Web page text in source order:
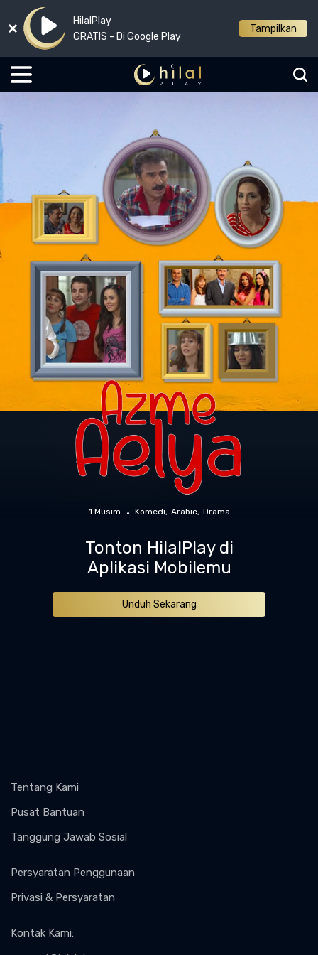
HilalPlay
GRATIS - Di Google Play
Tampilkan
1 Musim Komedi Arabic Drama
Tonton HilalPlay di
Aplikasi Mobilemu
Unduh Sekarang
Tentang Kami
Pusat Bantuan
Tanggung Jawab Sosial
Persyaratan Penggunaan
Privasi & Persyaratan
Kontak Kami: